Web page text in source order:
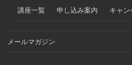
講座一覧
申し込み案内 キャ
メールマガジン